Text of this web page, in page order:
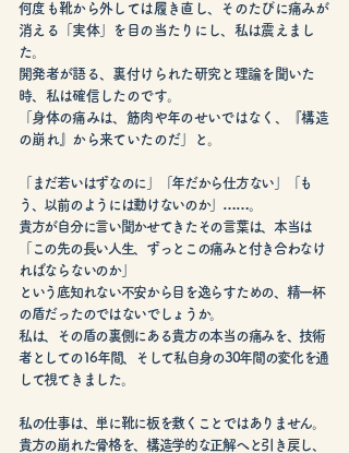
何度も靴から外しては履き直し、そのたびに痛みが
消える「実体」を目の当たりにし、私は震えまし
た。
開発者が語る、裏付けられた研究と理論を聞いた
時、私は確信したのです。
「身体の痛みは、筋肉や年のせいではなく、『構造
の崩れ』から来ていたのだ」と。
「まだ若いはずなのに」「年だから仕方ない」「も
う、以前のようには動けないのか」……。
貴方が自分に言い聞かせてきたその言葉は、本当は
「この先の長い人生、ずっとこの痛みと付き合わなけ
ればならないのか」
という底知れない不安から目を逸らすための、精一杯
の盾だったのではないでしょうか。
私は、その盾の裏側にある貴方の本当の痛みを、技術
者としての16年間、そして私自身の30年間の変化を通
して視てきました。
私の仕事は、単に靴に板を敷くことではありません。
貴方の崩れた骨格を、構造学的な正解へと引き戻し、